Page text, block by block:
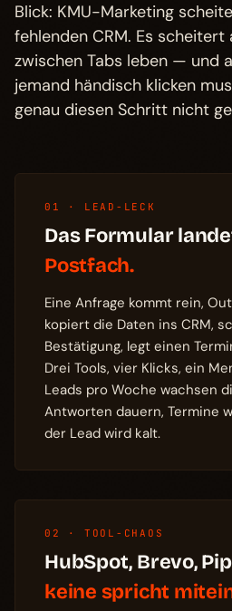
Blick: KMU-Marketing
fehlenden CRM. Es scheitert
zwischen Tabs leben — und
jemand händisch klicken
genau diesen Schritt nicht
01 · LEAD-LECK
Das Formular
Postfach.
Eine Anfrage kommt rein,
kopiert die Daten ins CRM,
Bestätigung, legt einen
Drei Tools, vier Klicks, ein
Leads pro Woche wachsen
Antworten dauern, Termine
der Lead wird kalt.
02 · TOOL-CHAOS
HubSpot, Brevo,
keine spricht